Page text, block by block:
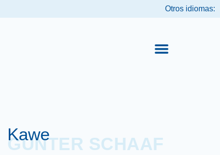
Otros idiomas:
GÜNTER SCHAAF
Kawe